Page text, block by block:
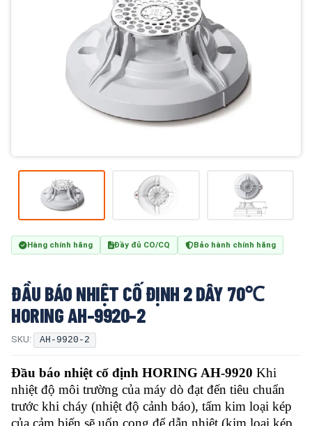
Hàng chính hãng Đầy đủ CO/CQ Bảo hành chính hãng
ĐẦU BÁO NHIỆT CỐ ĐỊNH 2 DÂY 70℃
HORING AH-9920-2
SKU: AH-9920-2
Đầu báo nhiệt cố định HORING AH-9920 Khi
nhiệt độ môi trường của máy dò đạt đến tiêu chuẩn
trước khi cháy (nhiệt độ cảnh báo), tấm kim loại kép
của cảm biến sẽ uốn cong để dẫn nhiệt (kim loại kép